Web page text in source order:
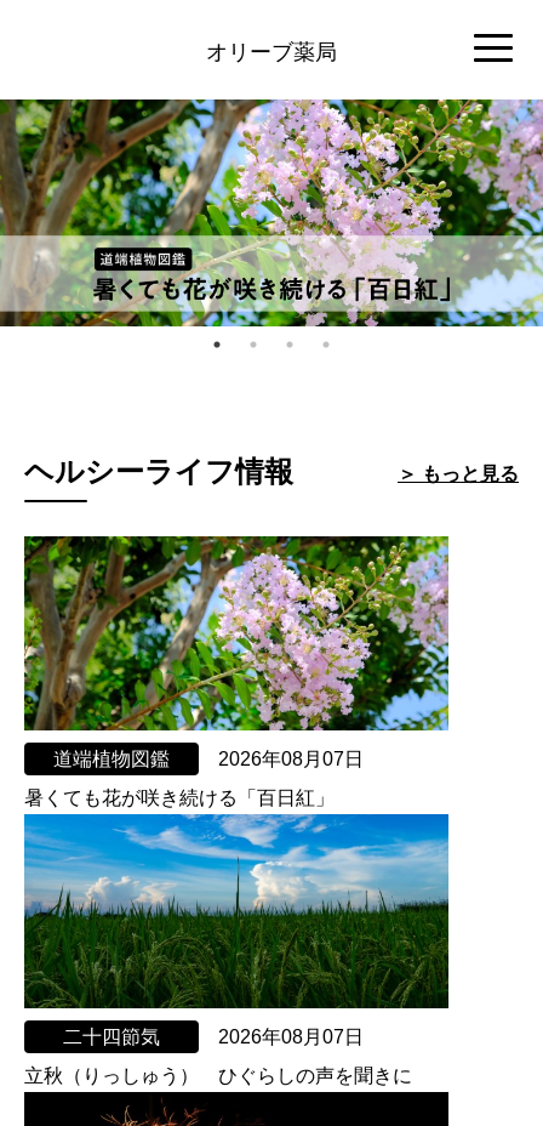
オリーブ薬局
ヘルシーライフ情報
道端植物図鑑
2026年08月07日
暑くても花が咲き続ける「百日紅」
二十四節気
2026年08月07日
立秋（りっしゅう） ひぐらしの声を聞きに
＞ もっと見る